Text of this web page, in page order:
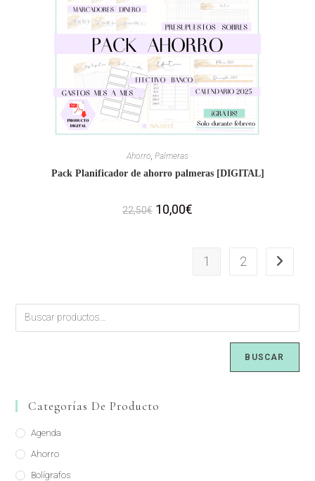
Ahorro, Palmeras
Pack Planificador de ahorro palmeras [DIGITAL]
22,50€ 10,00€
1 2
BUSCAR
Categorías De Producto
Agenda
Ahorro
Bolígrafos